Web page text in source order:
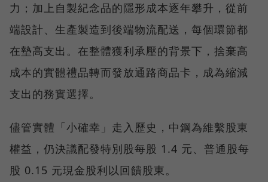
力；加上自製紀念品的隱形成本逐年攀升，從前
端設計、生產製造到後端物流配送，每個環節都
在墊高支出。在整體獲利承壓的背景下，捨棄高
成本的實體禮品轉而發放通路商品卡，成為縮減
支出的務實選擇。
儘管實體「小確幸」走入歷史，中鋼為維繫股東
權益，仍決議配發特別股每股 1.4 元、普通股每
股 0.15 元現金股利以回饋股東。